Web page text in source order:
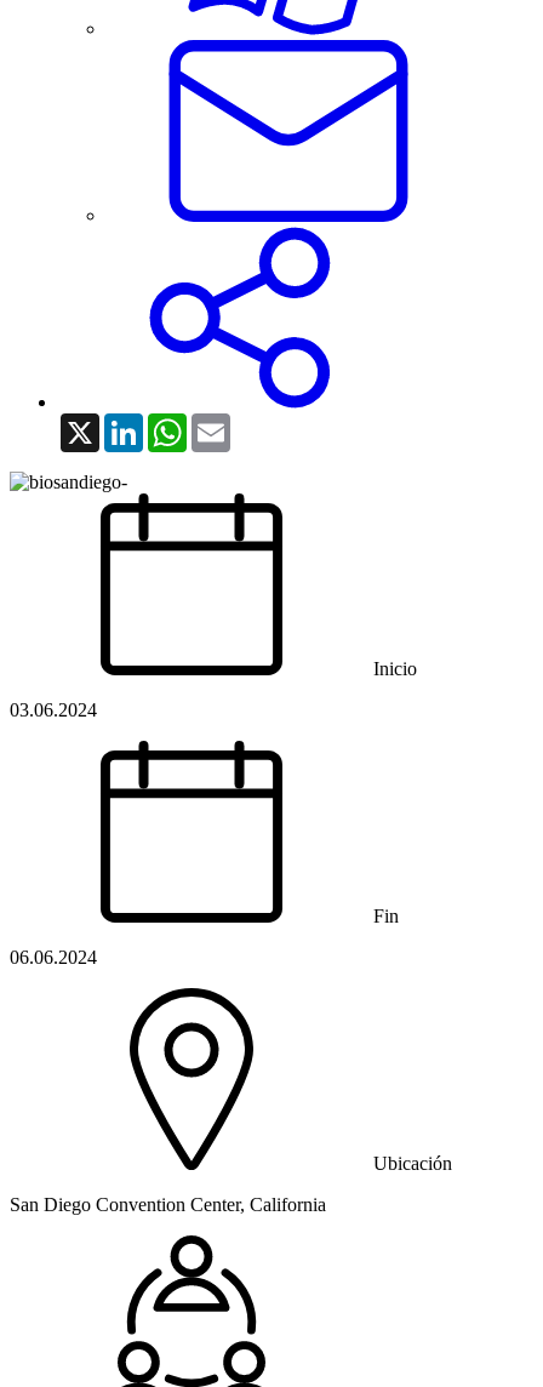
X LinkedInWhatsApp
Inicio
03.06.2024
Fin
06.06.2024
Ubicación
San Diego Convention Center, California